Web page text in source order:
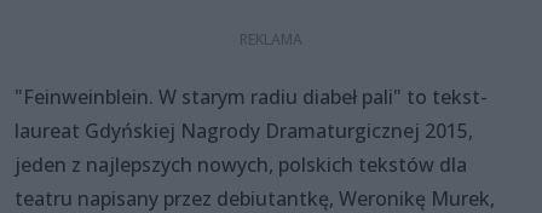
"Feinweinblein. W starym radiu diabeł pali" to tekst-
laureat Gdyńskiej Nagrody Dramaturgicznej 2015,
jeden z najlepszych nowych, polskich tekstów dla
teatru napisany przez debiutantkę, Weronikę Murek,